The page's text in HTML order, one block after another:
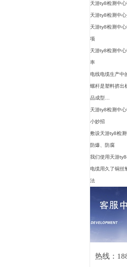
天游ty8检测中
天游ty8检测中
天游ty8检测中
项
天游ty8检测中
率
电线电缆生产中
螺杆是塑料挤出
品成型…
天游ty8检测中
小妙招
敷设天游ty8检测
防爆、防腐
我们使用天游
电缆用久了铜丝
法
热线：